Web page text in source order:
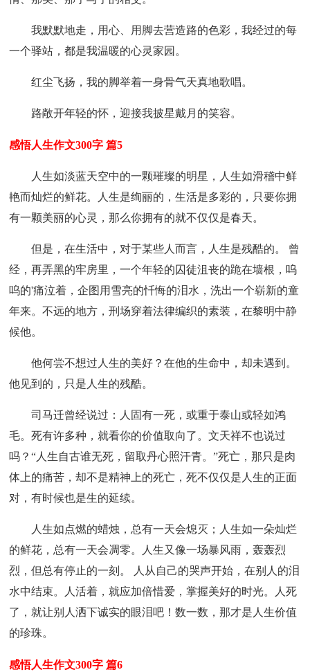
我默默地走，用心、用脚去营造路的色彩，我经过的每
一个驿站，都是我温暖的心灵家园。
红尘飞扬，我的脚举着一身骨气天真地歌唱。
路敞开年轻的怀，迎接我披星戴月的笑容。
感悟人生作文300字 篇5
人生如淡蓝天空中的一颗璀璨的明星，人生如滑稽中鲜
艳而灿烂的鲜花。人生是绚丽的，生活是多彩的，只要你拥
有一颗美丽的心灵，那么你拥有的就不仅仅是春天。
但是，在生活中，对于某些人而言，人生是残酷的。 曾
经，再弄黑的牢房里，一个年轻的囚徒沮丧的跪在墙根，呜
呜的'痛泣着，企图用雪亮的忏悔的泪水，洗出一个崭新的童
年来。不远的地方，刑场穿着法律编织的素装，在黎明中静
候他。
他何尝不想过人生的美好？在他的生命中，却未遇到。
他见到的，只是人生的残酷。
司马迁曾经说过：人固有一死，或重于泰山或轻如鸿
毛。死有许多种，就看你的价值取向了。文天祥不也说过
吗？“人生自古谁无死，留取丹心照汗青。”死亡，那只是肉
体上的痛苦，却不是精神上的死亡，死不仅仅是人生的正面
对，有时候也是生的延续。
人生如点燃的蜡烛，总有一天会熄灭；人生如一朵灿烂
的鲜花，总有一天会凋零。人生又像一场暴风雨，轰轰烈
烈，但总有停止的一刻。 人从自己的哭声开始，在别人的泪
水中结束。人活着，就应加倍惜爱，掌握美好的时光。人死
了，就让别人洒下诚实的眼泪吧！数一数，那才是人生价值
的珍珠。
感悟人生作文300字 篇6